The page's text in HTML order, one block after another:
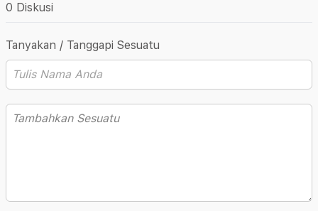
0 Diskusi
Tanyakan / Tanggapi Sesuatu